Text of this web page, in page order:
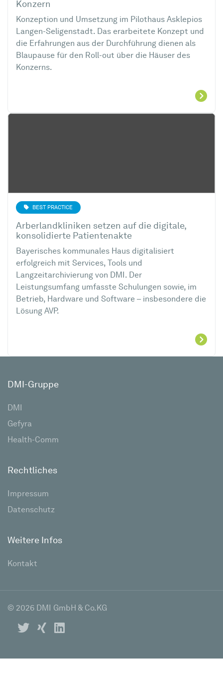
Konzern
Konzeption und Umsetzung im Pilothaus Asklepios
Langen-Seligenstadt. Das erarbeitete Konzept und
die Erfahrungen aus der Durchführung dienen als
Blaupause für den Roll-out über die Häuser des
Konzerns.
BEST PRACTICE
Arberlandkliniken setzen auf die digitale,
konsolidierte Patientenakte
Bayerisches kommunales Haus digitalisiert
erfolgreich mit Services, Tools und
Langzeitarchivierung von DMI. Der
Leistungsumfang umfasste Schulungen sowie, im
Betrieb, Hardware und Software – insbesondere die
Lösung AVP.
DMI-Gruppe
DMI
Gefyra
Health-Comm
Rechtliches
Impressum
Datenschutz
Weitere Infos
Kontakt
© 2026 DMI GmbH & Co.KG